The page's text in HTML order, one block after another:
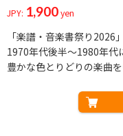
JPY: 1,900yen
「楽譜・音楽書祭り2026
1970年代後半～1980年代
豊かな色とりどりの楽曲